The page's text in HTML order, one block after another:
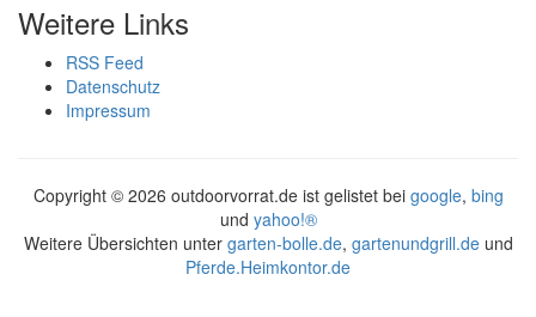
Weitere Links
RSS Feed
Datenschutz
Impressum
Copyright © 2026 outdoorvorrat.de ist gelistet bei google, bing
und yahoo!®
Weitere Übersichten unter garten-bolle.de, gartenundgrill.deund
Pferde.Heimkontor.de